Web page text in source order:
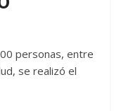
personas, entre
se realizó el